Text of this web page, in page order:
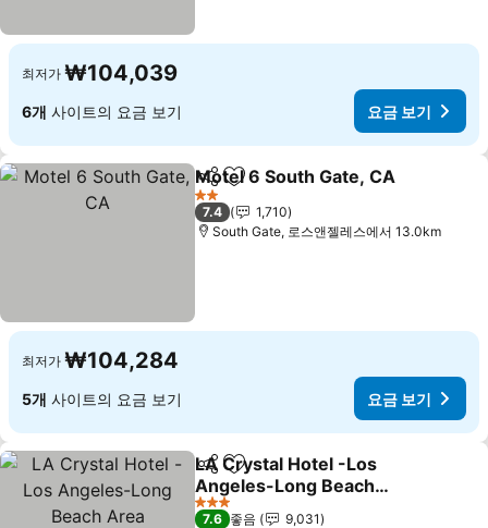
최저가 ₩104,039
6개 사이트의 요금 보기 요금 보기
공유 즐겨찾기에 추가
Motel 6 South Gate, CA
2 성급
7.4
1,710
South Gate, 로스앤젤레스에서 13.0km
최저가 ₩104,284
5개 사이트의 요금 보기 요금 보기
공유 즐겨찾기에 추가
LA Crystal Hotel -Los
Angeles-Long Beach
Area
요금 보기
3 성급
7.6 좋음
9,031